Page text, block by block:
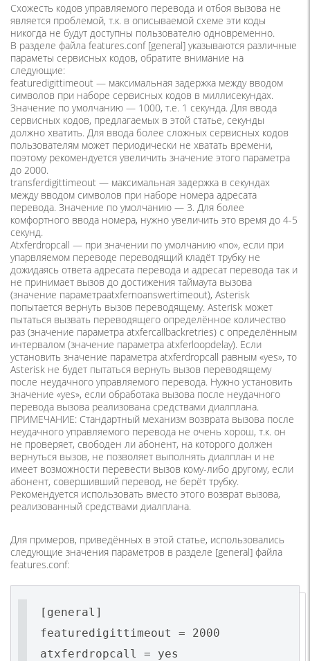
Схожесть кодов управляемого перевода и отбоя вызова не
является проблемой, т.к. в описываемой схеме эти коды
никогда не будут доступны пользователю одновременно.
В разделе файла features.conf [general] указываются различные
параметы сервисных кодов, обратите внимание на
следующие:
featuredigittimeout — максимальная задержка между вводом
символов при наборе сервисных кодов в миллисекундах.
Значение по умолчанию — 1000, т.е. 1 секунда. Для ввода
сервисных кодов, предлагаемых в этой статье, секунды
должно хватить. Для ввода более сложных сервисных кодов
пользователям может периодически не хватать времени,
поэтому рекомендуется увеличить значение этого параметра
до 2000.
transferdigittimeout — максимальная задержка в секундах
между вводом символов при наборе номера адресата
перевода. Значение по умолчанию — 3. Для более
комфортного ввода номера, нужно увеличить это время до 4-5
секунд.
Atxferdropcall — при значении по умолчанию «no», если при
упарвляемом переводе переводящий кладёт трубку не
дожидаясь ответа адресата перевода и адресат перевода так и
не принимает вызов до достижения таймаута вызова
(значение параметраatxfernoanswertimeout), Asterisk
попытается вернуть вызов переводящему. Asterisk может
пытаться вызвать переводящего определённое количество
раз (значение параметра atxfercallbackretries) с определённым
интервалом (значение параметра atxferloopdelay). Если
установить значение параметра atxferdropcall равным «yes», то
Asterisk не будет пытаться вернуть вызов переводящему
после неудачного управляемого перевода. Нужно установить
значение «yes», если обработака вызова после неудачного
перевода вызова реализована средствами диалплана.
ПРИМЕЧАНИЕ: Стандартный механизм возврата вызова после
неудачного управляемого перевода не очень хорош, т.к. он
не проверяет, свободен ли абонент, на которого должен
вернуться вызов, не позволяет выполнять диалплан и не
имеет возможности перевести вызов кому-либо другому, если
абонент, совершивший перевод, не берёт трубку.
Рекомендуется использовать вместо этого возврат вызова,
реализованный средствами диалплана.
Для примеров, приведённых в этой статье, использовались
следующие значения параметров в разделе [general] файла
features.conf:
[general]
featuredigittimeout = 2000
atxferdropcall = yes